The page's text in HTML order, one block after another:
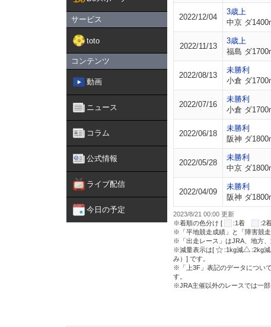
サービス
toto
コンテンツ
動画
ニュース
コラム
公式情報
ライブ配信
今日の予定
2022/12/04
3歳上
中京 ダ
2022/11/13
3歳上
福島 ダ
2022/08/13
未勝利
小倉 ダ
2022/07/16
未勝利
小倉 ダ
2022/06/18
未勝利
阪神 ダ
2022/05/28
未勝利
中京 ダ
2022/04/09
未勝利
阪神 ダ
2023/8/21 00:00 更新
※着順の色分け [
:1着 :2
※「平地競走成績」と「障害競
※「出走レース」はJRA、地方、
※減量表示は[
:1kg減 :2kg減
み）] です。
※「上3F」表記のデータについ
す。
※JRA主催以外のレースでは一部